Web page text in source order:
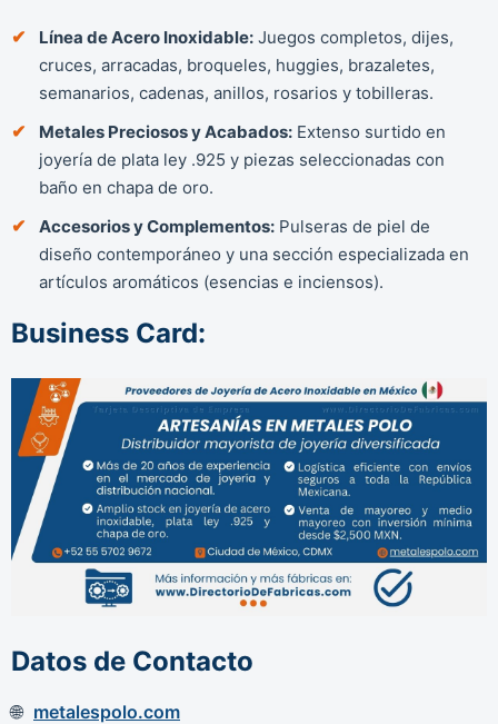
Línea de Acero Inoxidable: Juegos completos, dijes,
cruces, arracadas, broqueles, huggies, brazaletes,
semanarios, cadenas, anillos, rosarios y tobilleras.
Metales Preciosos y Acabados: Extenso surtido en
joyería de plata ley .925 y piezas seleccionadas con
baño en chapa de oro.
Accesorios y Complementos: Pulseras de piel de
diseño contemporáneo y una sección especializada en
artículos aromáticos (esencias e inciensos).
Business Card:
Datos de Contacto
metalespolo.com